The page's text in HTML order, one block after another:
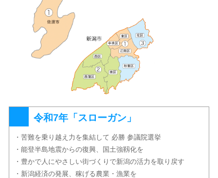
令和7年「スローガン」
・苦難を乗り越え力を集結して 必勝 参議院選挙
・能登半島地震からの復興、国土強靱化を
・豊かで人にやさしい街づくりで新潟の活力を取り戻す
・新潟経済の発展、稼げる農業・漁業を